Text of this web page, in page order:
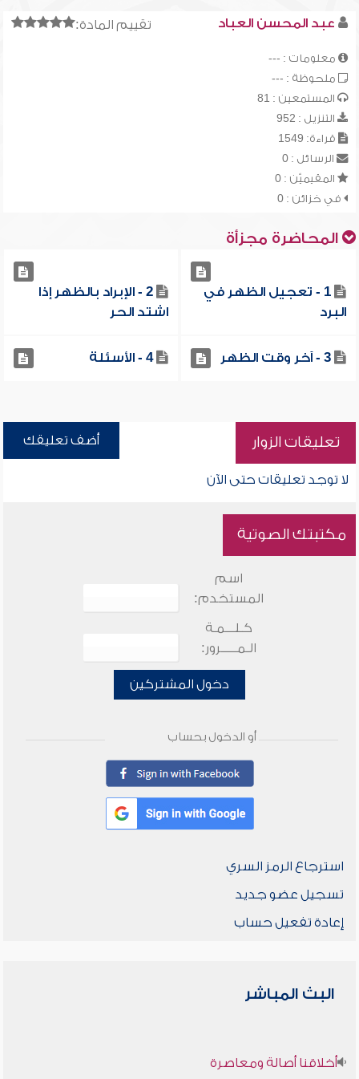
تقييم المادة: عبد المحسن العباد
معلومات : ---
ملحوظة : ---
المستمعين : 81
التنزيل : 952
قراءة: 1549
الرسائل : 0
المقيميّن : 0
في خزائن : 0
المحاضرة مجزأة
1 - تعجيل الظهر في
البرد
2 - الإبراد بالظهر إذا
اشتد الحر
3 - آخر وقت الظهر 4 - الأسئلة
تعليقات الزوار أضف تعليقك
لا توجد تعليقات حتى الآن
مكتبتك الصوتية
اسم
المستخدم:
كـلـــمـة
الـمـــــرور:
دخول المشتركين
أو الدخول بحساب
استرجاع الرمز السري
تسجيل عضو جديد
إعادة تفعيل حساب
البث المباشر
أخلاقنا أصالة ومعاصرة